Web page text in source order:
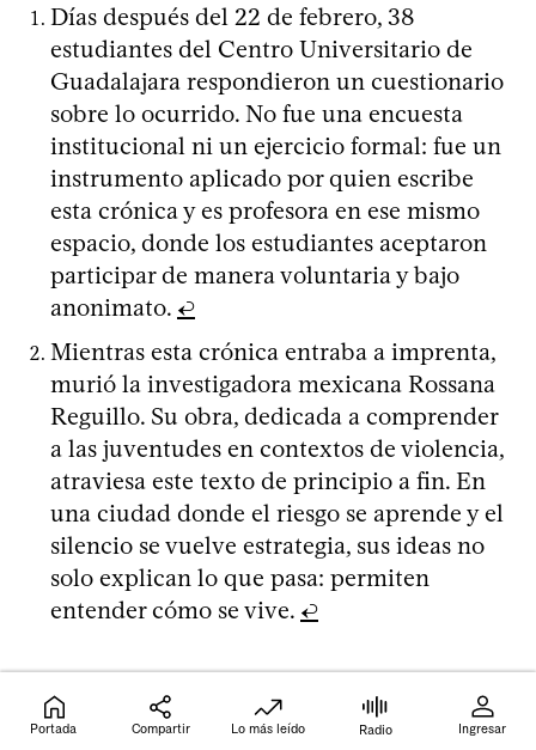
Días después del 22 de febrero, 38
estudiantes del Centro Universitario de
Guadalajara respondieron un cuestionario
sobre lo ocurrido. No fue una encuesta
institucional ni un ejercicio formal: fue un
instrumento aplicado por quien escribe
esta crónica y es profesora en ese mismo
espacio, donde los estudiantes aceptaron
participar de manera voluntaria y bajo
anonimato. ↩
Mientras esta crónica entraba a imprenta,
murió la investigadora mexicana Rossana
Reguillo. Su obra, dedicada a comprender
a las juventudes en contextos de violencia,
atraviesa este texto de principio a fin. En
una ciudad donde el riesgo se aprende y el
silencio se vuelve estrategia, sus ideas no
solo explican lo que pasa: permiten
entender cómo se vive. ↩
Comentar
Portada Compartir Lo más leído Radio Ingresar